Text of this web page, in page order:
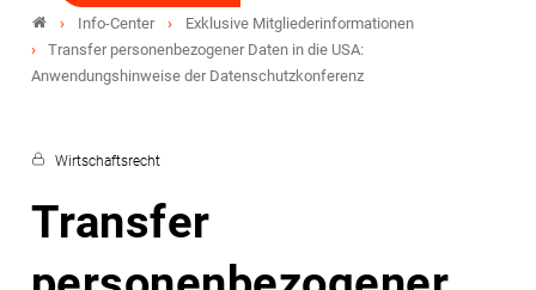
Info-Center
Exklusive Mitgliederinformationen
Transfer personenbezogener Daten in die USA:
Anwendungshinweise der Datenschutzkonferenz
Wirtschaftsrecht
Transfer